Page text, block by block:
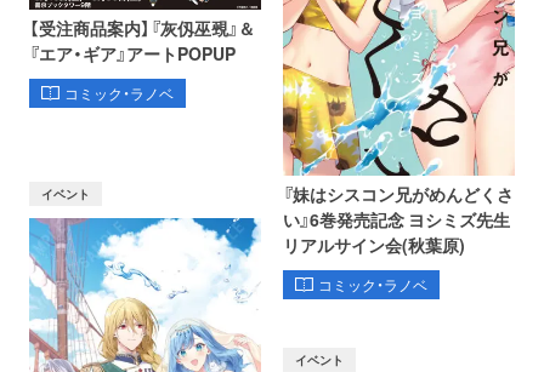
【受注商品案内】『灰仭巫覡』＆
『エア・ギア』アートPOPUP
コミック・ラノベ
『妹はシスコン兄がめんどくさ
い』6巻発売記念 ヨシミズ先生
リアルサイン会(秋葉原)
コミック・ラノベ
イベント
イベント